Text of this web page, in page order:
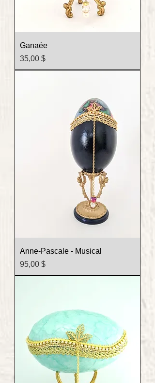
Ganaée
Prix
35,00 $
Anne-Pascale - Musical
Prix
95,00 $